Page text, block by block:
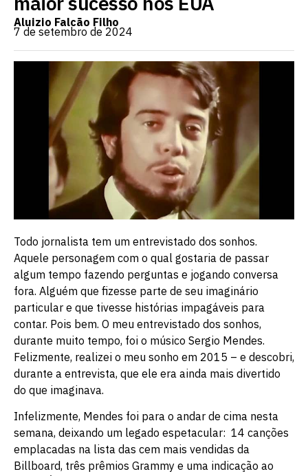
Aluizio Falcão Filho
7 de setembro de 2024
Todo jornalista tem um entrevistado dos sonhos.
Aquele personagem com o qual gostaria de passar
algum tempo fazendo perguntas e jogando conversa
fora. Alguém que fizesse parte de seu imaginário
particular e que tivesse histórias impagáveis para
contar. Pois bem. O meu entrevistado dos sonhos,
durante muito tempo, foi o músico Sergio Mendes.
Felizmente, realizei o meu sonho em 2015 – e descobri,
durante a entrevista, que ele era ainda mais divertido
do que imaginava.
Infelizmente, Mendes foi para o andar de cima nesta
semana, deixando um legado espetacular: 14 canções
emplacadas na lista das cem mais vendidas da
Billboard, três prêmios Grammy e uma indicação ao